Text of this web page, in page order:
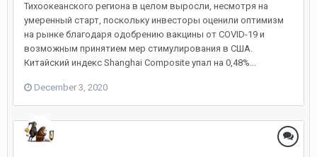
Тихоокеанского региона в целом выросли, несмотря на
умеренный старт, поскольку инвесторы оценили оптимизм
на рынке благодаря одобрению вакцины от COVID-19 и
возможным принятием мер стимулирования в США.
Китайский индекс Shanghai Composite упал на 0,48%...
December 3, 2020